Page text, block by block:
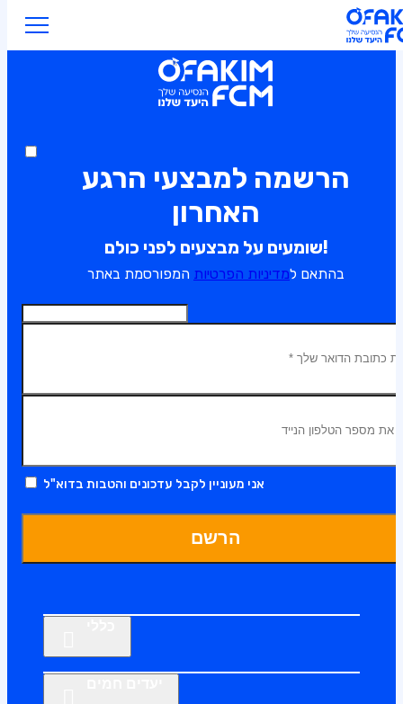
הרשמה למבצעי הרגע
האחרון
שומעים על מבצעים לפני כולם!
בהתאם למדיניות הפרטיות המפורסמת באתר
אני מעוניין לקבל עדכונים והטבות בדוא"ל
הרשם